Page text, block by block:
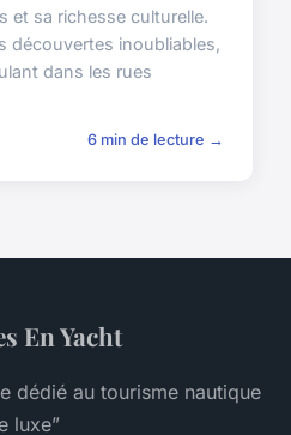
et sa richesse culturelle.
découvertes inoubliables,
dans les rues
6 min de lecture →
En Yacht
dédié au tourisme nautique
luxe”